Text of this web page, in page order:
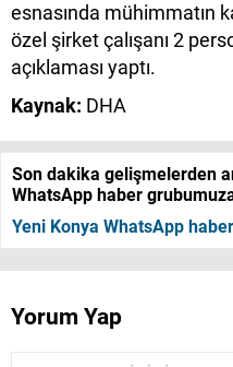
esnasında mühimmatın
özel şirket çalışanı 2
açıklaması yaptı.
Kaynak: DHA
Son dakika gelişmelerden
WhatsApp haber
Yeni Konya WhatsApp haber
Yorum Yap